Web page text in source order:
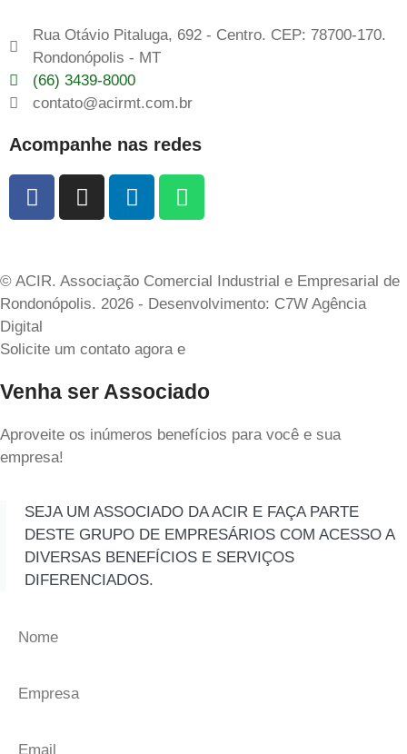
Rua Otávio Pitaluga, 692 - Centro. CEP: 78700-170.
Rondonópolis - MT
(66) 3439-8000
contato@acirmt.com.br
Acompanhe nas redes
© ACIR. Associação Comercial Industrial e Empresarial de
Rondonópolis. 2026 - Desenvolvimento: C7W Agência
Digital
Solicite um contato agora e
Venha ser Associado
Aproveite os inúmeros benefícios para você e sua
empresa!
SEJA UM ASSOCIADO DA ACIR E FAÇA PARTE
DESTE GRUPO DE EMPRESÁRIOS COM ACESSO A
DIVERSAS BENEFÍCIOS E SERVIÇOS
DIFERENCIADOS.